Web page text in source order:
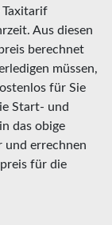
Taxitarif
Aus diesen
berechnet
müssen,
für Sie
Start- und
das obige
und errechnen
für die